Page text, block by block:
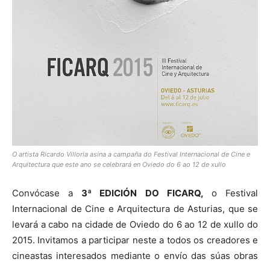
O artista Ricardo Villoria asina a campaña do Festival Internacional de Cine e
Arquitectura que este ano se celebrará en Oviedo do 6 ao 12 de xullo
Convócase a 3ª EDICIÓN DO FICARQ, o Festival
Internacional de Cine e Arquitectura de Asturias, que se
levará a cabo na cidade de Oviedo do 6 ao 12 de xullo do
2015. Invitamos a participar neste a todos os creadores e
cineastas interesados mediante o envío das súas obras